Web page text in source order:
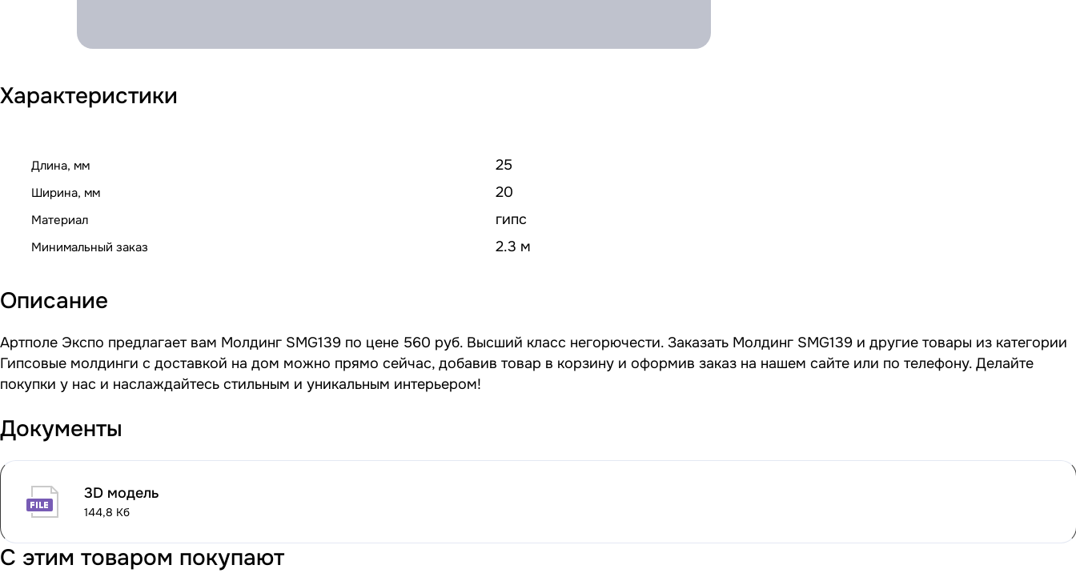
Характеристики
Длина, мм 25
Ширина, мм 20
Материал гипс
Минимальный заказ 2.3 м
Описание
Артполе Экспо предлагает вам Молдинг SMG139 по цене 560 руб. Высший класс негорючести. Заказать Молдинг SMG139 и другие товары из категории
Гипсовые молдинги с доставкой на дом можно прямо сейчас, добавив товар в корзину и оформив заказ на нашем сайте или по телефону. Делайте
покупки у нас и наслаждайтесь стильным и уникальным интерьером!
Документы
3D модель
144,8 Кб
С этим товаром покупают